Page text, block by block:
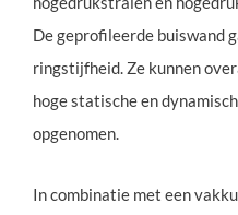
De geprofileerde buiswand
ringstijfheid. Ze kunnen
hoge statische en
opgenomen.
In combinatie met een